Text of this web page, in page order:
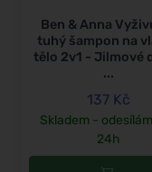
Ben & Anna
tuhý šampon na
tělo 2v1 - Jilmové
...
137 Kč
Skladem -
24h